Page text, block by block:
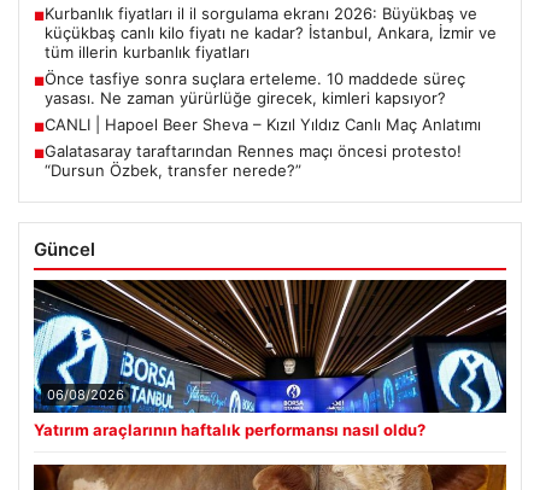
■Kurbanlık fiyatları il il sorgulama ekranı 2026: Büyükbaş ve
küçükbaş canlı kilo fiyatı ne kadar? İstanbul, Ankara, İzmir ve
tüm illerin kurbanlık fiyatları
■Önce tasfiye sonra suçlara erteleme. 10 maddede süreç
yasası. Ne zaman yürürlüğe girecek, kimleri kapsıyor?
■CANLI | Hapoel Beer Sheva – Kızıl Yıldız Canlı Maç Anlatımı
■Galatasaray taraftarından Rennes maçı öncesi protesto!
“Dursun Özbek, transfer nerede?”
Güncel
06/08/2026
Yatırım araçlarının haftalık performansı nasıl oldu?